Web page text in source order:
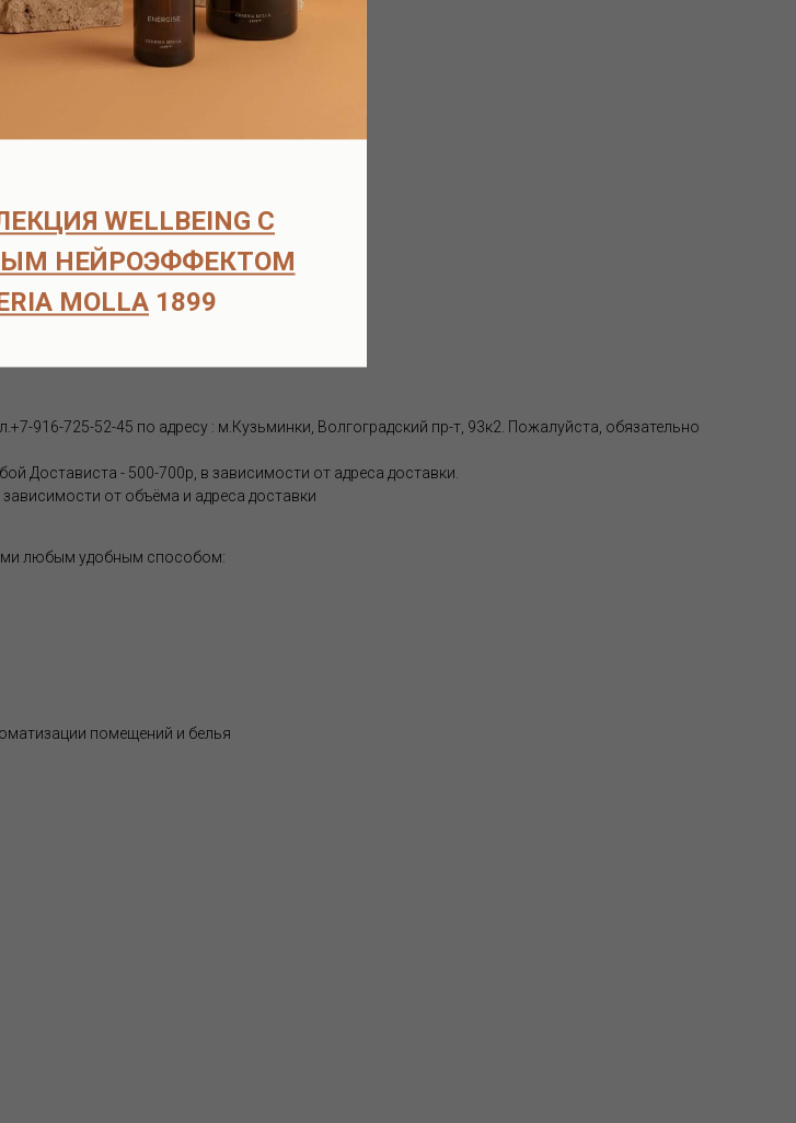
WELLBEING С
НЕЙРОЭФФЕКТОМ
MOLLA 1899
позволяет экономить.
наличии и под заказ.
недель.
подтверждения наличия товара на складе):
916-725-52-45 по адресу : м.Кузьминки, Волгоградский пр-т, 93к2. Пожалуйста, обязательно
Достависта - 500-700р, в зависимости от адреса доставки.
от объёма и адреса доставки
любым удобным способом:
помещений и белья